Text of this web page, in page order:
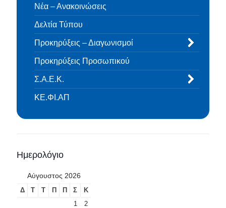
Νέα – Ανακοινώσεις
Δελτία Τύπου
Προκηρύξεις – Διαγωνισμοί
Προκηρύξεις Προσωπικού
Σ.Α.Ε.Κ.
ΚΕ.ΦΙ.ΑΠ
Ημερολόγιο
Αύγουστος 2026
Δ Τ Τ Π Π Σ
Κ
1
2